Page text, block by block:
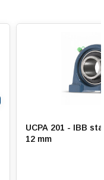
UCPA 201 - IBB
12 mm